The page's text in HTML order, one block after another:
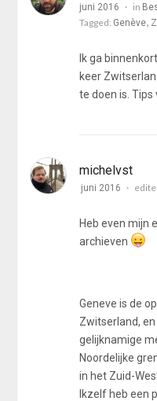
juni 2016 in
Tagged: Genève
Ik ga
keer
te doen is. Tips
michelvst
juni 2016
Heb even mijn
archieven
Geneve is de
Zwitserland,
gelijknamige
Noordelijke
in het Zuid-
Ikzelf heb een